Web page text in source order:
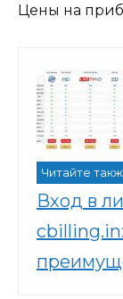
Цены на
Читайте
Вход в